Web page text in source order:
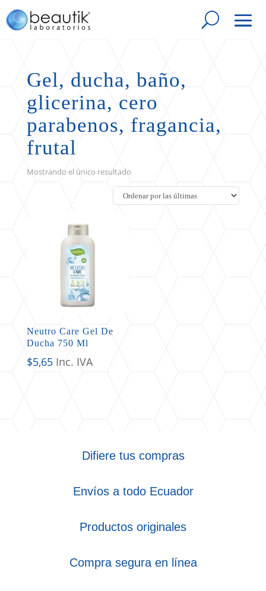
Gel, ducha, baño,
glicerina, cero
parabenos, fragancia,
frutal
Mostrando el único resultado
Neutro Care Gel De
Ducha 750 Ml
$5,65 Inc. IVA
Difiere tus compras
Envíos a todo Ecuador
Productos originales
Compra segura en línea